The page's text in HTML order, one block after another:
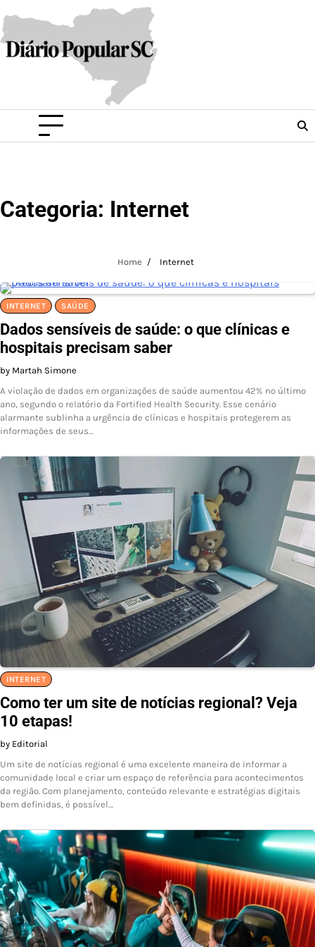
to
content
Categoria: Internet
Home Internet
INTERNET SAÚDE
Dados sensíveis de saúde: o que clínicas e
hospitais precisam saber
by Martah Simone
A violação de dados em organizações de saúde aumentou 42% no último
ano, segundo o relatório da Fortified Health Security. Esse cenário
alarmante sublinha a urgência de clínicas e hospitais protegerem as
informações de seus…
INTERNET
Como ter um site de notícias regional? Veja
10 etapas!
by Editorial
Um site de notícias regional é uma excelente maneira de informar a
comunidade local e criar um espaço de referência para acontecimentos
da região. Com planejamento, conteúdo relevante e estratégias digitais
bem definidas, é possível…